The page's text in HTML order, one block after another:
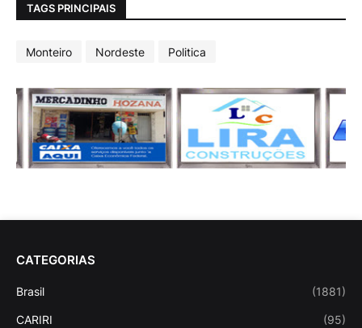
TAGS PRINCIPAIS
Monteiro Nordeste Politica
CATEGORIAS
Brasil (1881)
CARIRI (95)